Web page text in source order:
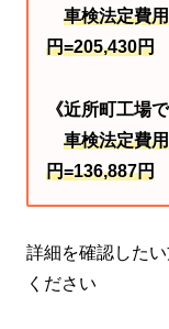
車検法定費
円=205,430円
《近所町工場
車検法定費
円=136,887円
詳細を確認した
ください